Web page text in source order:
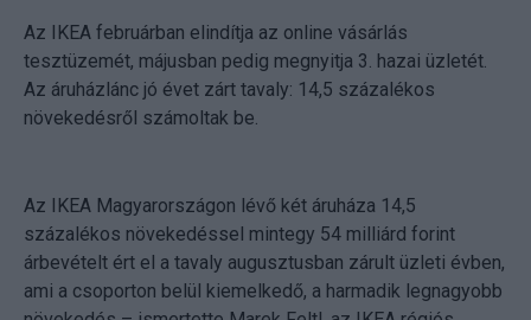
Az IKEA februárban elindítja az online vásárlás
tesztüzemét, májusban pedig megnyitja 3. hazai üzletét.
Az áruházlánc jó évet zárt tavaly: 14,5 százalékos
növekedésről számoltak be.
Az IKEA Magyarországon lévő két áruháza 14,5
százalékos növekedéssel mintegy 54 milliárd forint
árbevételt ért el a tavaly augusztusban zárult üzleti évben,
ami a csoporton belül kiemelkedő, a harmadik legnagyobb